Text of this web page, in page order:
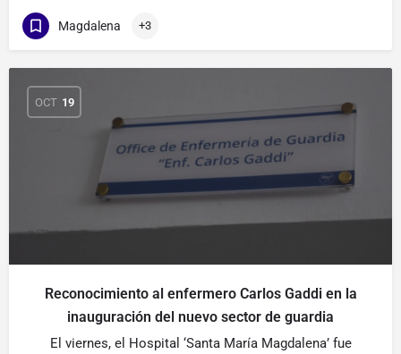
Magdalena +3
OCT 19
Reconocimiento al enfermero Carlos Gaddi en la
inauguración del nuevo sector de guardia
El viernes, el Hospital ‘Santa María Magdalena’ fue